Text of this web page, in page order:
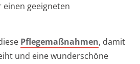
einen geeigneten
Pflegemaßnahmen, damit
und eine wunderschöne